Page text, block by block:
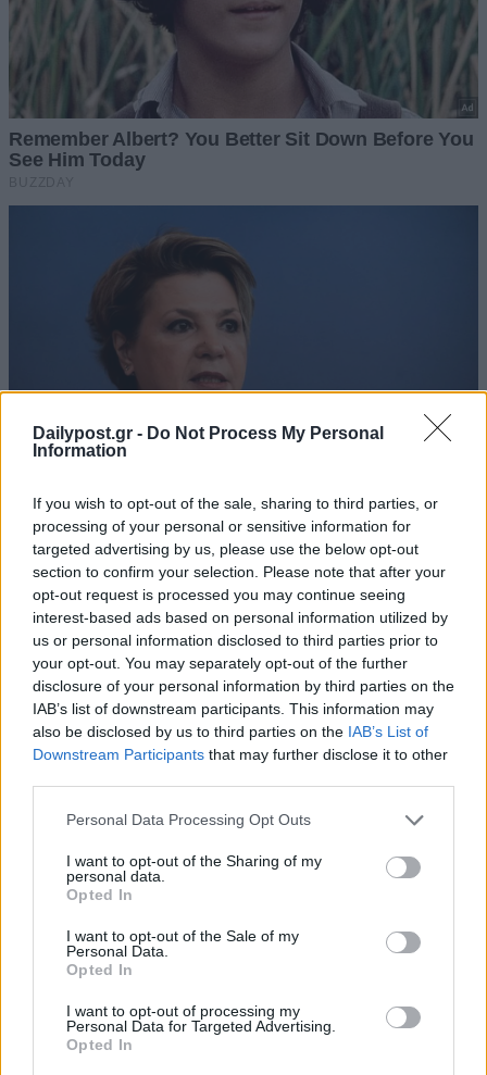
Dailypost.gr - Do Not Process My Personal
Information
If you wish to opt-out of the sale, sharing to third parties, or
processing of your personal or sensitive information for
targeted advertising by us, please use the below opt-out
section to confirm your selection. Please note that after your
opt-out request is processed you may continue seeing
interest-based ads based on personal information utilized by
us or personal information disclosed to third parties prior to
your opt-out. You may separately opt-out of the further
disclosure of your personal information by third parties on the
IAB’s list of downstream participants. This information may
also be disclosed by us to third parties on the IAB’s List of
Downstream Participants that may further disclose it to other
Personal Data Processing Opt Outs
I want to opt-out of the Sharing of my
personal data.
Opted In
I want to opt-out of the Sale of my
Personal Data.
Opted In
I want to opt-out of processing my
Personal Data for Targeted Advertising.
Opted In